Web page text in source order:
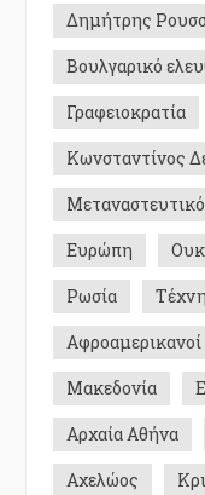
Δημήτρης
Βουλγαρικό
Γραφειοκρατία
Κωνσταντίνος
Μεταναστευτικό
Ευρώπη
Ρωσία
Αφροαμερικανοί
Μακεδονία
Αρχαία Αθήνα
Αχελώος